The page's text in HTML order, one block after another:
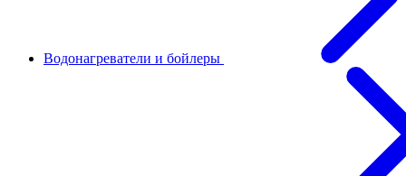
Водонагреватели и бойлеры